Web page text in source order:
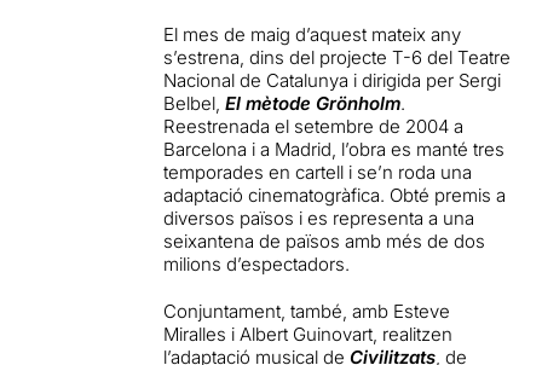
El mes de maig d’aquest mateix any
s’estrena, dins del projecte T-6 del Teatre
Nacional de Catalunya i dirigida per Sergi
Belbel,El mètode Grönholm.
Reestrenada el setembre de 2004 a
Barcelona i a Madrid, l’obra es manté tres
temporades en cartell i se’n roda una
adaptació cinematogràfica. Obté premis a
diversos països i es representa a una
seixantena de països amb més de dos
milions d’espectadors.
Conjuntament, també, amb Esteve
Miralles i Albert Guinovart, realitzen
l’adaptació musical deCivilitzats, de